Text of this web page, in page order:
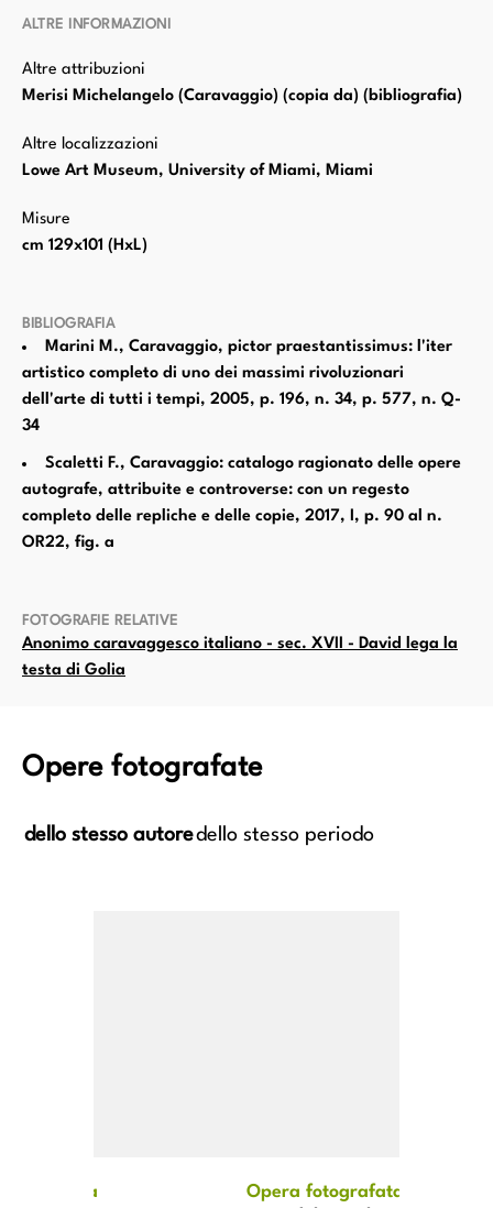
ALTRE INFORMAZIONI
Altre attribuzioni
Merisi Michelangelo (Caravaggio) (copia da) (bibliografia)
Altre localizzazioni
Lowe Art Museum, University of Miami, Miami
Misure
cm 129x101 (HxL)
BIBLIOGRAFIA
Marini M., Caravaggio, pictor praestantissimus: l'iter
artistico completo di uno dei massimi rivoluzionari
dell'arte di tutti i tempi, 2005, p. 196, n. 34, p. 577, n. Q-
34
Scaletti F., Caravaggio: catalogo ragionato delle opere
autografe, attribuite e controverse: con un regesto
completo delle repliche e delle copie, 2017, I, p. 90 al n.
OR22, fig. a
FOTOGRAFIE RELATIVE
Anonimo caravaggesco italiano - sec. XVII - David lega la
testa di Golia
Opere fotografate
dello stesso autoredello stesso periodo
Opera fotografata